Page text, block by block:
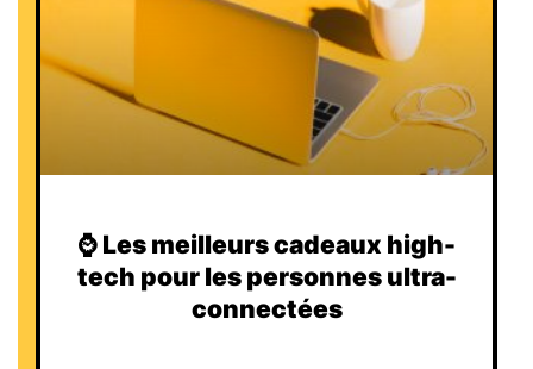
⌚️ Les meilleurs cadeaux high-
tech pour les personnes ultra-
connectées